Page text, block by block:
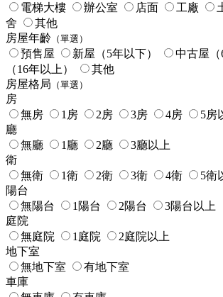
電梯大樓
辦公室 店面 工廠
舍
其他
房屋年齡 （單選）
預售屋 新屋（5年以下） 中古屋（
（16年以上）
其他
房屋格局 （單選）
房
無房
1房 2房 3房 4房
5房
廳
無廳
1廳 2廳
3廳以上
衛
無衛
1衛 2衛 3衛 4衛
5衛
陽台
無陽台
1陽台 2陽台
3陽台以上
庭院
無庭院
1庭院
2庭院以上
地下室
無地下室
有地下室
車庫